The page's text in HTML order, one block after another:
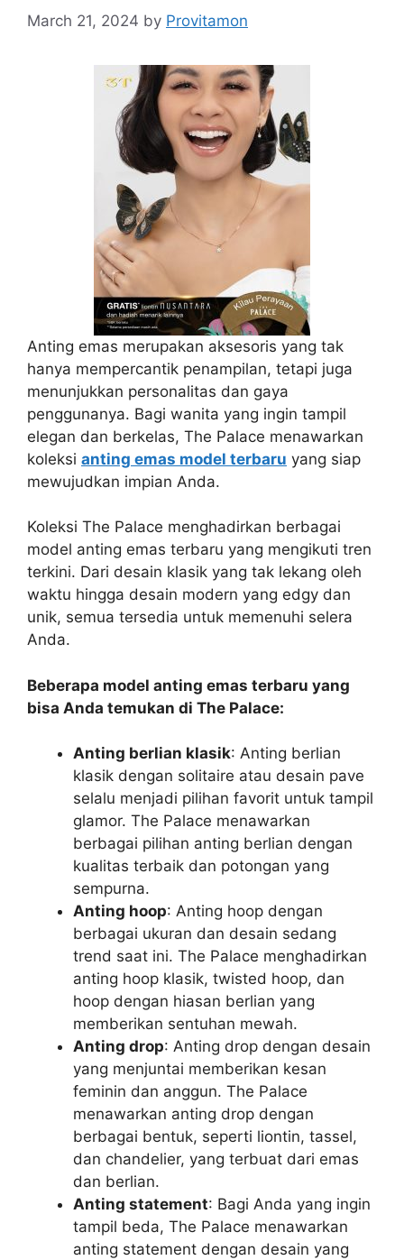
March 21, 2024 by Provitamon
Anting emas merupakan aksesoris yang tak
hanya mempercantik penampilan, tetapi juga
menunjukkan personalitas dan gaya
penggunanya. Bagi wanita yang ingin tampil
elegan dan berkelas, The Palace menawarkan
koleksi anting emas model terbaru yang siap
mewujudkan impian Anda.
Koleksi The Palace menghadirkan berbagai
model anting emas terbaru yang mengikuti tren
terkini. Dari desain klasik yang tak lekang oleh
waktu hingga desain modern yang edgy dan
unik, semua tersedia untuk memenuhi selera
Anda.
Beberapa model anting emas terbaru yang
bisa Anda temukan di The Palace:
Anting berlian klasik: Anting berlian
klasik dengan solitaire atau desain pave
selalu menjadi pilihan favorit untuk tampil
glamor. The Palace menawarkan
berbagai pilihan anting berlian dengan
kualitas terbaik dan potongan yang
sempurna.
Anting hoop: Anting hoop dengan
berbagai ukuran dan desain sedang
trend saat ini. The Palace menghadirkan
anting hoop klasik, twisted hoop, dan
hoop dengan hiasan berlian yang
memberikan sentuhan mewah.
Anting drop: Anting drop dengan desain
yang menjuntai memberikan kesan
feminin dan anggun. The Palace
menawarkan anting drop dengan
berbagai bentuk, seperti liontin, tassel,
dan chandelier, yang terbuat dari emas
dan berlian.
Anting statement: Bagi Anda yang ingin
tampil beda, The Palace menawarkan
anting statement dengan desain yang